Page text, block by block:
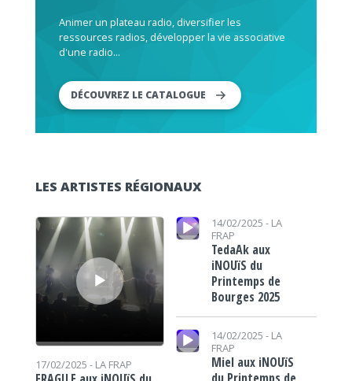
Animer un plateau radio, diversifier les
ressources radios, développer la vie associative
d'une radio...
DÉCOUVREZ LE CATALOGUE
LES ARTISTES RÉGIONAUX
Lecteur audio
17/02/2025 - LA FRAP
Lecteur audio 14/02/2025 - LA
FRAP
TedaAk aux
iNOUïS du
Printemps de
Bourges 2025
Lecteur audio
14/02/2025 - LA
FRAP
Miel aux iNOUïS